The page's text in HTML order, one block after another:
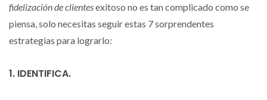
fidelización de clientesexitoso no es tan complicado como se
piensa, solo necesitas seguir estas 7 sorprendentes
estrategias para lograrlo:
1. IDENTIFICA.